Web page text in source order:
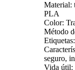
Material:
PLA
Color:
Método
seguro,
Vida útil: